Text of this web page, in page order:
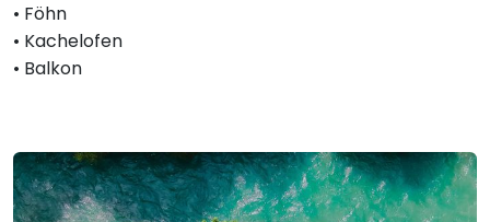
• Föhn
• Kachelofen
• Balkon